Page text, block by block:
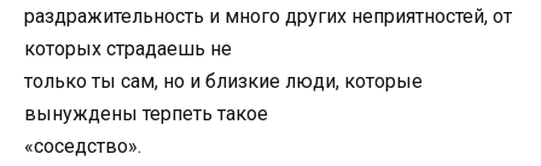
раздражительность и много других неприятностей, от
которых страдаешь не
только ты сам, но и близкие люди, которые
вынуждены терпеть такое
«соседство».